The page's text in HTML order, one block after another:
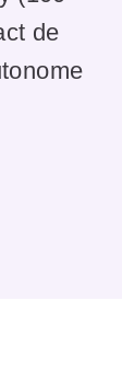
de